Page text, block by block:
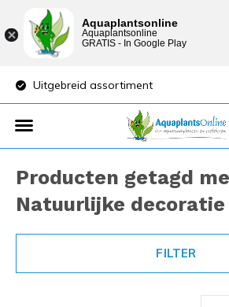
Uitgebreid assortiment
Producten getagd
Natuurlijke decoratie
FILTER
Aquaplantsonline
Aquaplantsonline
GRATIS - In Google Play